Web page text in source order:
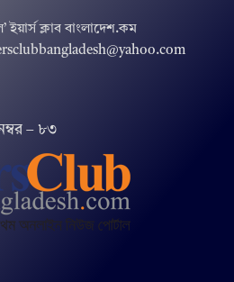
ইয়ার্স ক্লাব বাংলাদেশ.কম
– ৮৩